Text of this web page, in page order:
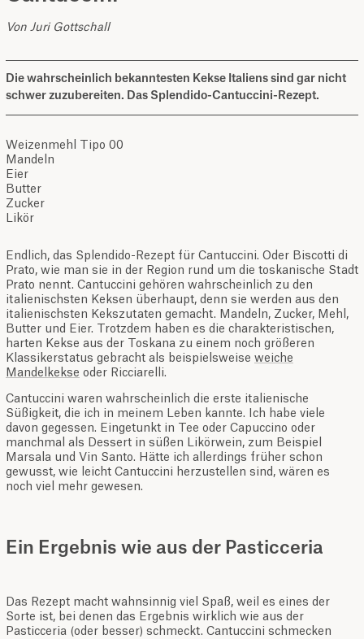
Von Juri Gottschall
Die wahrscheinlich bekanntesten Kekse Italiens sind gar nicht
schwer zuzubereiten. Das Splendido-Cantuccini-Rezept.
Weizenmehl Tipo 00
Mandeln
Eier
Butter
Zucker
Likör
Endlich, das Splendido-Rezept für Cantuccini. Oder Biscotti di
Prato, wie man sie in der Region rund um die toskanische Stadt
Prato nennt. Cantuccini gehören wahrscheinlich zu den
italienischsten Keksen überhaupt, denn sie werden aus den
italienischsten Kekszutaten gemacht. Mandeln, Zucker, Mehl,
Butter und Eier. Trotzdem haben es die charakteristischen,
harten Kekse aus der Toskana zu einem noch größeren
Klassikerstatus gebracht als beispielsweise weiche
Mandelkekse oder Ricciarelli.
Cantuccini waren wahrscheinlich die erste italienische
Süßigkeit, die ich in meinem Leben kannte. Ich habe viele
davon gegessen. Eingetunkt in Tee oder Capuccino oder
manchmal als Dessert in süßen Likörwein, zum Beispiel
Marsala und Vin Santo. Hätte ich allerdings früher schon
gewusst, wie leicht Cantuccini herzustellen sind, wären es
noch viel mehr gewesen.
Ein Ergebnis wie aus der Pasticceria
Das Rezept macht wahnsinnig viel Spaß, weil es eines der
Sorte ist, bei denen das Ergebnis wirklich wie aus der
Pasticceria (oder besser) schmeckt. Cantuccini schmecken